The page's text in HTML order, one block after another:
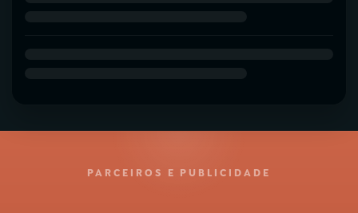
PARCEIROS E PUBLICIDADE